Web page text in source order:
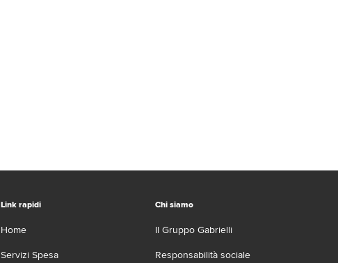
Link rapidi
Home
Servizi Spesa
Chi siamo
Il Gruppo Gabrielli
Responsabilità sociale